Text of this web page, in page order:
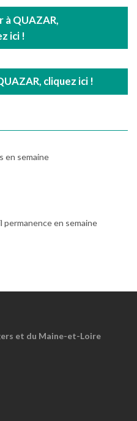
à QUAZAR,
ici !
cliquez ici !
en semaine
permanence en semaine